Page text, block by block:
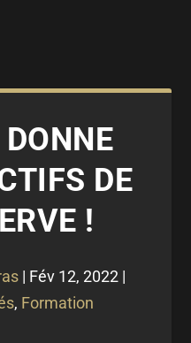
DE
!
| Fév 12, 2022|
, Formation